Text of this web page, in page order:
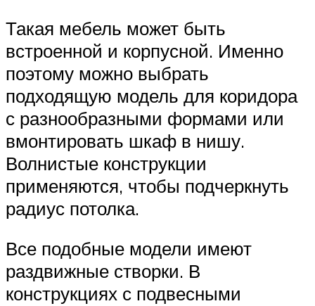
Такая мебель может быть
встроенной и корпусной. Именно
поэтому можно выбрать
подходящую модель для коридора
с разнообразными формами или
вмонтировать шкаф в нишу.
Волнистые конструкции
применяются, чтобы подчеркнуть
радиус потолка.
Все подобные модели имеют
раздвижные створки. В
конструкциях с подвесными